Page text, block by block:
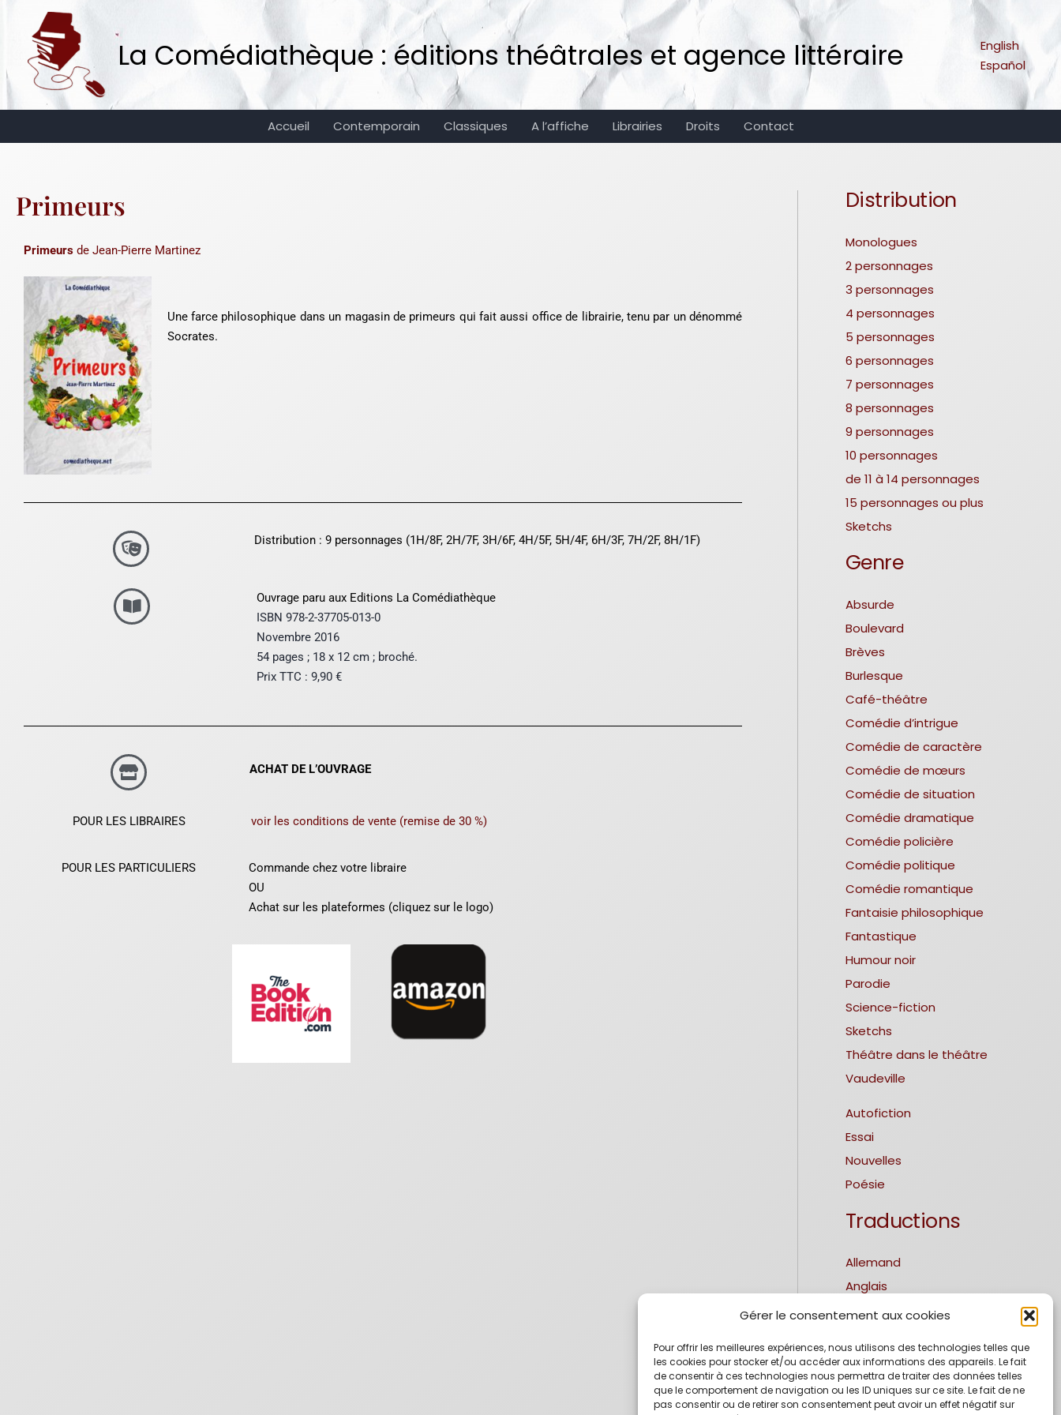
Gérer le consentement aux cookies
Pour offrir les meilleures expériences, nous utilisons des technologies telles que
les cookies pour stocker et/ou accéder aux informations des appareils. Le fait
de consentir à ces technologies nous permettra de traiter des données telles
que le comportement de navigation ou les ID uniques sur ce site. Le fait de ne
pas consentir ou de retirer son consentement peut avoir un effet négatif sur
contenu
La Comédiathèque : éditions théâtrales et agence littéraire
English
Español
Accueil Contemporain Classiques A l’affiche Librairies Droits Contact
Primeurs
Primeurs de Jean-Pierre Martinez
Une farce philosophique dans un magasin de primeurs qui fait aussi office de librairie, tenu par un dénommé
Socrates.
Distribution : 9 personnages (1H/8F, 2H/7F, 3H/6F, 4H/5F, 5H/4F, 6H/3F, 7H/2F, 8H/1F)
Ouvrage paru aux Editions La Comédiathèque
ISBN 978-2-37705-013-0
Novembre 2016
54 pages ; 18 x 12 cm ; broché.
Prix TTC : 9,90 €
ACHAT DE L’OUVRAGE
POUR LES LIBRAIRES voir les conditions de vente (remise de 30 %)
POUR LES PARTICULIERS
Commande chez votre libraire
OU
Achat sur les plateformes (cliquez sur le logo)
Distribution
Monologues
2 personnages
3 personnages
4 personnages
5 personnages
6 personnages
7 personnages
8 personnages
9 personnages
10 personnages
de 11 à 14 personnages
15 personnages ou plus
Sketchs
Genre
Absurde
Boulevard
Brèves
Burlesque
Café-théâtre
Comédie d’intrigue
Comédie de caractère
Comédie de mœurs
Comédie de situation
Comédie dramatique
Comédie policière
Comédie politique
Comédie romantique
Fantaisie philosophique
Fantastique
Humour noir
Parodie
Science-fiction
Sketchs
Théâtre dans le théâtre
Vaudeville
Autofiction
Essai
Nouvelles
Poésie
Traductions
Allemand
Anglais
Espagnol
Portuguais
Editions bilingues